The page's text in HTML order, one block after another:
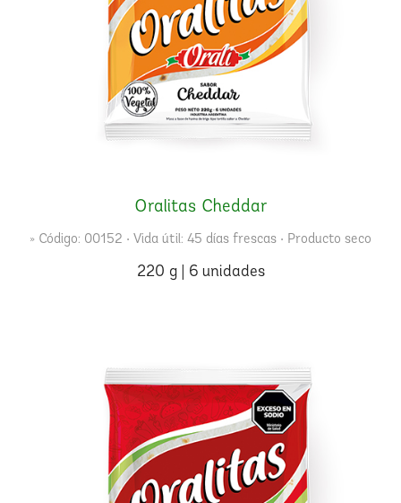
Oralitas Cheddar
» Código: 00152 • Vida útil: 45 días frescas • Producto seco
220 g | 6 unidades